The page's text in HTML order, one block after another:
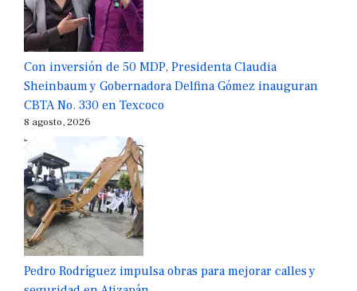
Con inversión de 50 MDP, Presidenta Claudia
Sheinbaum y Gobernadora Delfina Gómez inauguran
CBTA No. 330 en Texcoco
8 agosto, 2026
Pedro Rodríguez impulsa obras para mejorar calles y